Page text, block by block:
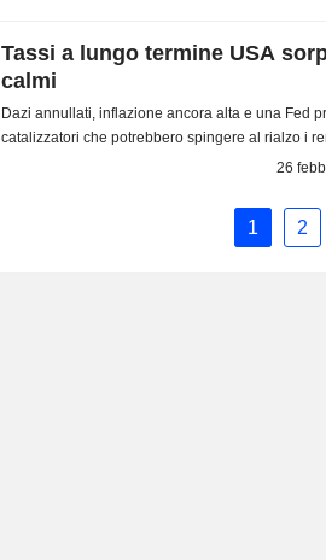
Tassi a lungo termine USA
calmi
Dazi annullati, inflazione ancora alta e una Fed
catalizzatori che potrebbero spingere al rialzo i
26
1 2